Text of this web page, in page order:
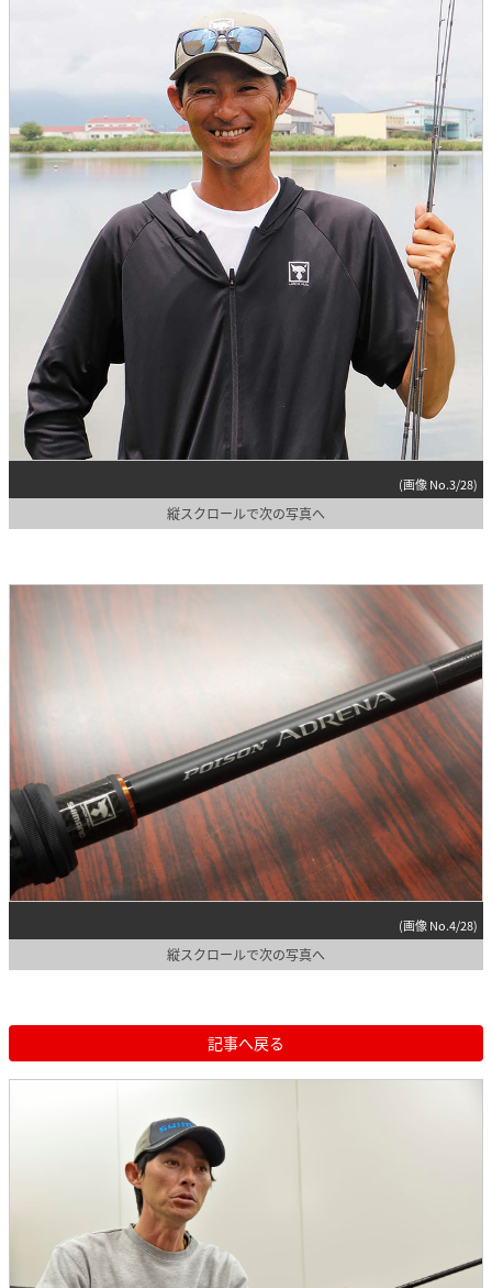
(画像 No.3/28)
縦スクロールで次の写真へ
(画像 No.4/28)
縦スクロールで次の写真へ
記事へ戻る